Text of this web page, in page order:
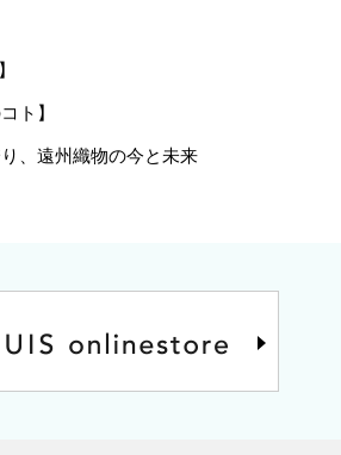
ト】
、遠州織物の今と未来